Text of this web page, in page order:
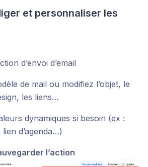
et personnaliser les
d’envoi d’email
de mail ou modifiez l’objet, le
les liens…
dynamiques si besoin (ex :
d’agenda…)
l’action